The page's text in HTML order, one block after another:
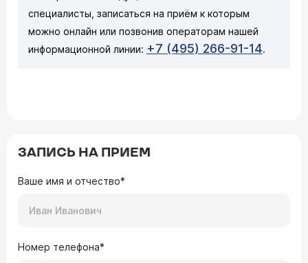
специалисты, записаться на приём к которым
можно онлайн или позвонив операторам нашей
информационной линии: +7 (495) 266-91-14.
ЗАПИСЬ НА ПРИЕМ
Ваше имя и отчество*
Номер телефона*